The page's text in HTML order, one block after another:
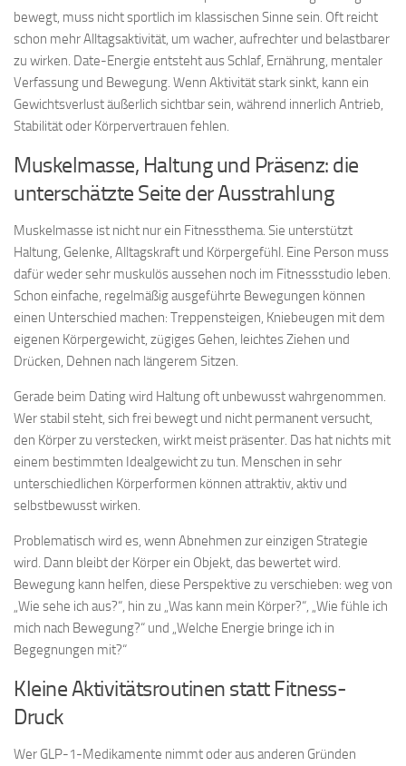
bewegt, muss nicht sportlich im klassischen Sinne sein. Oft reicht
schon mehr Alltagsaktivität, um wacher, aufrechter und belastbarer
zu wirken. Date-Energie entsteht aus Schlaf, Ernährung, mentaler
Verfassung und Bewegung. Wenn Aktivität stark sinkt, kann ein
Gewichtsverlust äußerlich sichtbar sein, während innerlich Antrieb,
Stabilität oder Körpervertrauen fehlen.
Muskelmasse, Haltung und Präsenz: die
unterschätzte Seite der Ausstrahlung
Muskelmasse ist nicht nur ein Fitnessthema. Sie unterstützt
Haltung, Gelenke, Alltagskraft und Körpergefühl. Eine Person muss
dafür weder sehr muskulös aussehen noch im Fitnessstudio leben.
Schon einfache, regelmäßig ausgeführte Bewegungen können
einen Unterschied machen: Treppensteigen, Kniebeugen mit dem
eigenen Körpergewicht, zügiges Gehen, leichtes Ziehen und
Drücken, Dehnen nach längerem Sitzen.
Gerade beim Dating wird Haltung oft unbewusst wahrgenommen.
Wer stabil steht, sich frei bewegt und nicht permanent versucht,
den Körper zu verstecken, wirkt meist präsenter. Das hat nichts mit
einem bestimmten Idealgewicht zu tun. Menschen in sehr
unterschiedlichen Körperformen können attraktiv, aktiv und
selbstbewusst wirken.
Problematisch wird es, wenn Abnehmen zur einzigen Strategie
wird. Dann bleibt der Körper ein Objekt, das bewertet wird.
Bewegung kann helfen, diese Perspektive zu verschieben: weg von
„Wie sehe ich aus?“, hin zu „Was kann mein Körper?“, „Wie fühle ich
mich nach Bewegung?“ und „Welche Energie bringe ich in
Begegnungen mit?“
Kleine Aktivitätsroutinen statt Fitness-
Druck
Wer GLP-1-Medikamente nimmt oder aus anderen Gründen